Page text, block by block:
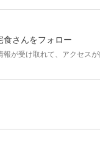
食さんをフォロー
報が受け取れて、アクセス